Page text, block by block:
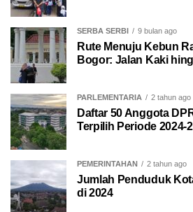
SERBA SERBI 9 bulan ago
Rute Menuju Kebun
Bogor: Jalan Kaki
PARLEMENTARIA 2 tahun ago
Daftar 50 Anggota
Terpilih Periode 2024-
PEMERINTAHAN 2 tahun ago
Jumlah Penduduk
di 2024